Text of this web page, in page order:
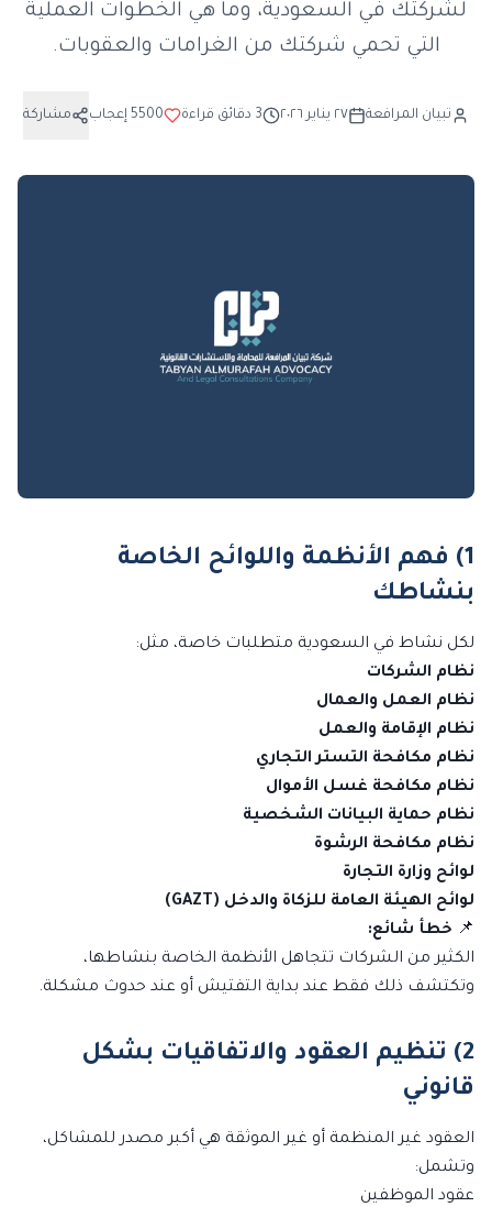
لشركتك في السعودية، وما هي الخطوات العملية
التي تحمي شركتك من الغرامات والعقوبات.
تبيان المرافعة ٢٧ يناير ٢٠٢٦ 3 دقائق قراءة 5500 إعجاب مشاركة
1) فهم الأنظمة واللوائح الخاصة
بنشاطك
لكل نشاط في السعودية متطلبات خاصة، مثل:
نظام الشركات
نظام العمل والعمال
نظام الإقامة والعمل
نظام مكافحة التستر التجاري
نظام مكافحة غسل الأموال
نظام حماية البيانات الشخصية
نظام مكافحة الرشوة
لوائح وزارة التجارة
لوائح الهيئة العامة للزكاة والدخل (GAZT)
📌 خطأ شائع:
الكثير من الشركات تتجاهل الأنظمة الخاصة بنشاطها،
وتكتشف ذلك فقط عند بداية التفتيش أو عند حدوث مشكلة.
2) تنظيم العقود والاتفاقيات بشكل
قانوني
العقود غير المنظمة أو غير الموثقة هي أكبر مصدر للمشاكل،
وتشمل:
عقود الموظفين